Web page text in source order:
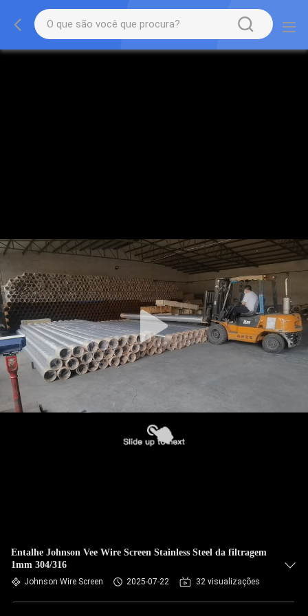
Entalhe Johnson Vee Wire Screen Stainless Steel da filtragem
1mm 304/316
Johnson Wire Screen 2025-07-22 32 visualizações